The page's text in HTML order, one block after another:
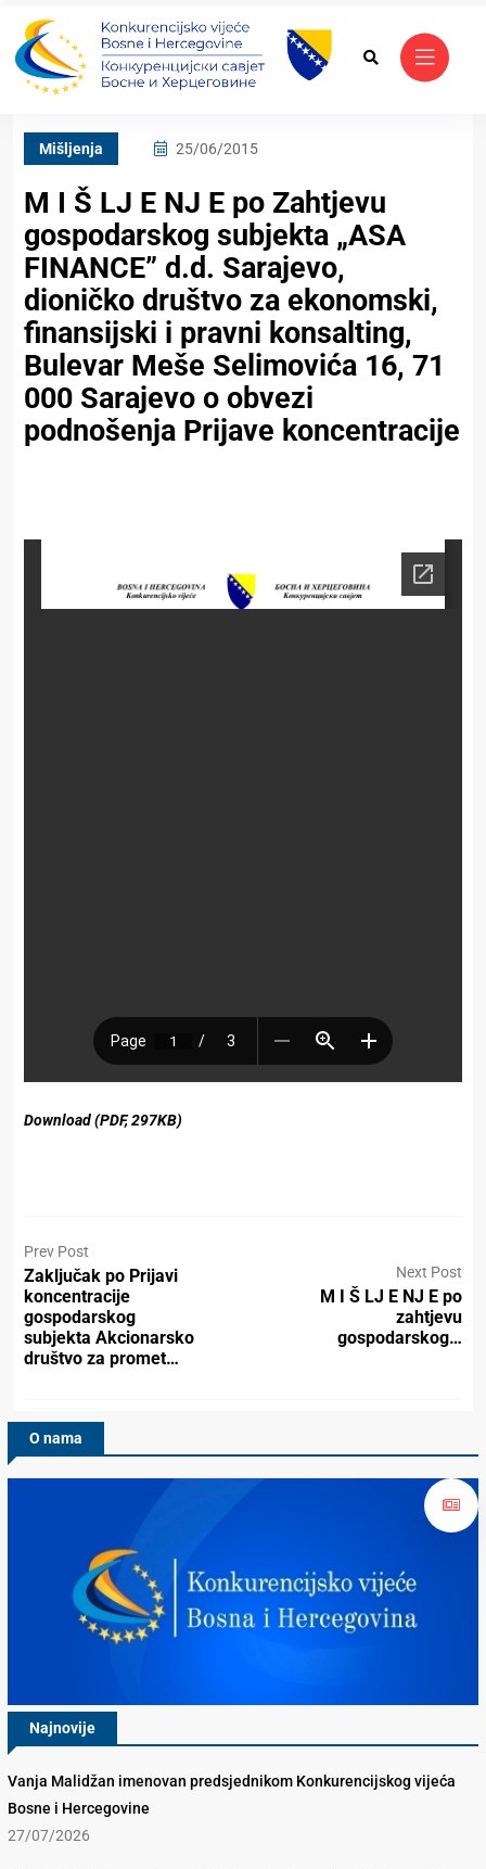
Mišljenja 25/06/2015
M I Š LJ E NJ E po Zahtjevu
gospodarskog subjekta „ASA
FINANCE” d.d. Sarajevo,
dioničko društvo za ekonomski,
finansijski i pravni konsalting,
Bulevar Meše Selimovića 16, 71
000 Sarajevo o obvezi
podnošenja Prijave koncentracije
Download (PDF, 297KB)
Prev Post
Zaključak po Prijavi
koncentracije
gospodarskog
subjekta Akcionarsko
društvo za promet…
Next Post
M I Š LJ E NJ E po
zahtjevu
gospodarskog…
O nama
Najnovije
Vanja Malidžan imenovan predsjednikom Konkurencijskog vijeća
Bosne i Hercegovine
27/07/2026